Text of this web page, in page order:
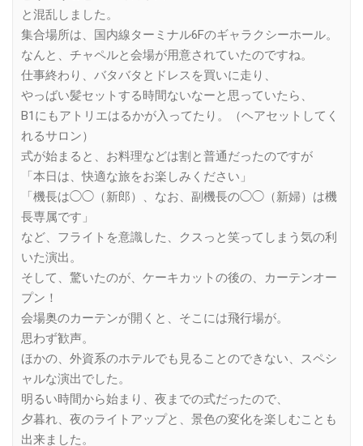
と混乱しました。
集合場所は、国内線ターミナル6Fのギャラクシーホール。
なんと、チャペルと会場が用意されていたのですね。
仕事終わり、バタバタとドレスを買いに走り、
やっばい髪セットする時間ないなーと思っていたら、
B1にもアトリエはるかが入ってたり。（ヘアセットしてく
れるサロン）
式が始まると、お料理などは割と普通だったのですが
「本日は、快適な旅をお楽しみください」
「機長は◯◯（新郎）、なお、副機長の◯◯（新婦）は機
長専属です」
など、フライトを意識した、クスっと笑ってしまう気の利
いた演出。
そして、驚いたのが、ケーキカットの後の、カーテンオー
プン！
会場奥のカーテンが開くと、そこには飛行場が。
思わず歓声。
ほかの、外資系のホテルでも見ることのできない、スペシ
ャルな演出でした。
明るい時間から始まり、夜までの式だったので、
夕暮れ、夜のライトアップと、景色の変化を楽しむことも
出来ました。